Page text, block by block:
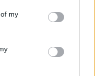
You may click to
third-party tags to
in below Google
my
Bécsben